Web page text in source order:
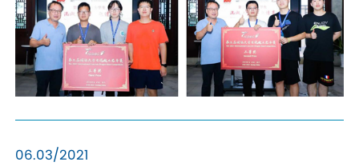
06.03/2021